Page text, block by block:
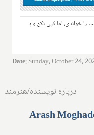
خواندی، اما کپی نکن و با
Date:Sunday, October 24,
درباره نویسنده/هنرمند
Arash